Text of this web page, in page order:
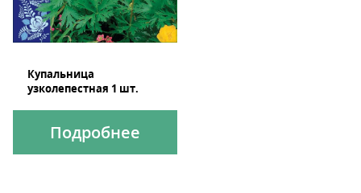
Купальница
узколепестная 1 шт.
Подробнее